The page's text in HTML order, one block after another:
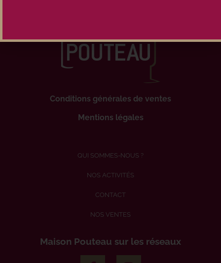
Conditions générales de ventes
Mentions légales
QUI SOMMES-NOUS ?
NOS ACTIVITÉS
CONTACT
NOS VENTES
Maison Pouteau sur les réseaux